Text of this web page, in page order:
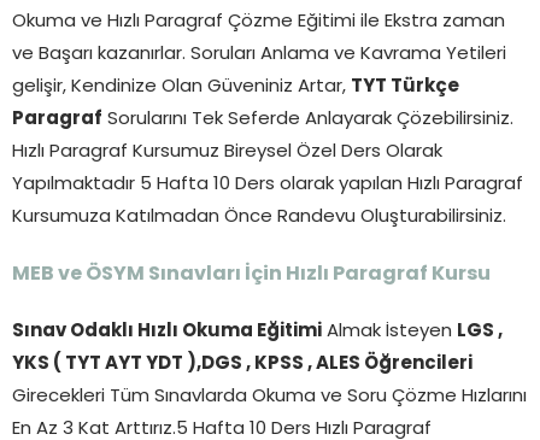
Okuma ve Hızlı Paragraf Çözme Eğitimi ile Ekstra zaman
ve Başarı kazanırlar. Soruları Anlama ve Kavrama Yetileri
gelişir, Kendinize Olan Güveniniz Artar, TYT Türkçe
Paragraf Sorularını Tek Seferde Anlayarak Çözebilirsiniz.
Hızlı Paragraf Kursumuz Bireysel Özel Ders Olarak
Yapılmaktadır 5 Hafta 10 Ders olarak yapılan Hızlı Paragraf
Kursumuza Katılmadan Önce Randevu Oluşturabilirsiniz.
MEB ve ÖSYM Sınavları İçin Hızlı Paragraf Kursu
Sınav Odaklı Hızlı Okuma Eğitimi Almak İsteyen LGS ,
YKS ( TYT AYT YDT ),DGS , KPSS , ALES Öğrencileri
Girecekleri Tüm Sınavlarda Okuma ve Soru Çözme Hızlarını
En Az 3 Kat Arttırız.5 Hafta 10 Ders Hızlı Paragraf